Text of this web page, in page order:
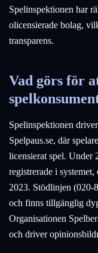
Spelinspektionen har
olicensierade bolag,
transparens.
Vad görs för
Spelinspektionen
Spelpaus.se, där
licensierat spel. Under
registrerade i
2023. Stödlinjen (020-
och finns tillgänglig
Organisationen
och driver